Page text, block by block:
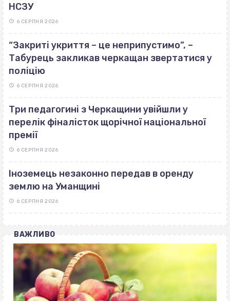
НСЗУ
6 СЕРПНЯ 2026
“Закриті укриття – це неприпустимо”, –
Табурець закликав черкащан звертатися у
поліцію
6 СЕРПНЯ 2026
Три педагогині з Черкащини увійшли у
перелік фіналісток щорічної національної
премії
6 СЕРПНЯ 2026
Іноземець незаконно передав в оренду
землю на Уманщині
6 СЕРПНЯ 2026
ВАЖЛИВО